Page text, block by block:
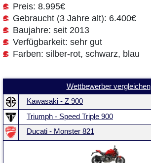
Preis: 8.995€
Gebraucht (3 Jahre alt): 6.400€
Baujahre: seit 2013
Verfügbarkeit: sehr gut
Farben: silber-rot, schwarz, blau
Wettbewerber vergleichen
Kawasaki - Z 900
Triumph - Speed Triple 900
Ducati - Monster 821